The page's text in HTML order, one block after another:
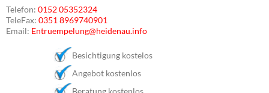
Telefon: 0152 05352324
TeleFax: 0351 8969740901
Email: Entruempelung@heidenau.info
Besichtigung kostelos
Angebot kostenlos
Beratung kostenlos